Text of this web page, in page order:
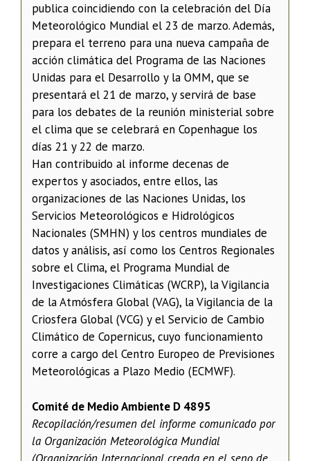
publica coincidiendo con la celebración del Día
Meteorológico Mundial el 23 de marzo. Además,
prepara el terreno para una nueva campaña de
acción climática del Programa de las Naciones
Unidas para el Desarrollo y la OMM, que se
presentará el 21 de marzo, y servirá de base
para los debates de la reunión ministerial sobre
el clima que se celebrará en Copenhague los
días 21 y 22 de marzo.
Han contribuido al informe decenas de
expertos y asociados, entre ellos, las
organizaciones de las Naciones Unidas, los
Servicios Meteorológicos e Hidrológicos
Nacionales (SMHN) y los centros mundiales de
datos y análisis, así como los Centros Regionales
sobre el Clima, el Programa Mundial de
Investigaciones Climáticas (WCRP), la Vigilancia
de la Atmósfera Global (VAG), la Vigilancia de la
Criosfera Global (VCG) y el Servicio de Cambio
Climático de Copernicus, cuyo funcionamiento
corre a cargo del Centro Europeo de Previsiones
Meteorológicas a Plazo Medio (ECMWF).
Comité de Medio Ambiente D 4895
Recopilación/resumen del informe comunicado por
la Organización Meteorológica Mundial